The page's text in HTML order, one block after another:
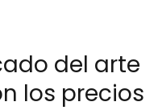
del arte
los precios